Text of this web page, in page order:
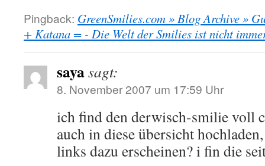
Pingback: GreenSmilies.com » Blog Archive »
+ Katana = - Die Welt der Smilies ist nicht
sayasagt:
8. November 2007 um 17:59 Uhr
ich find den derwisch-smilie voll
auch in diese übersicht
links dazu erscheinen? i fin die